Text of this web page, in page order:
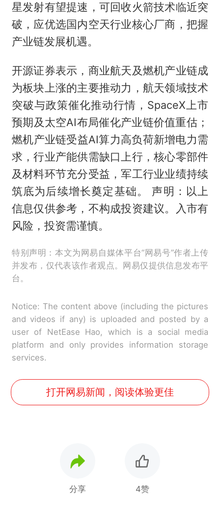
星发射有望提速，可回收火箭技术临近突
破，应优选国内空天行业核心厂商，把握
产业链发展机遇。
开源证券表示，商业航天及燃机产业链成
为板块上涨的主要推动力，航天领域技术
突破与政策催化推动行情，SpaceX上市
预期及太空AI布局催化产业链价值重估；
燃机产业链受益AI算力高负荷新增电力需
求，行业产能供需缺口上行，核心零部件
及材料环节充分受益，军工行业业绩持续
筑底为后续增长奠定基础。 声明：以上
信息仅供参考，不构成投资建议。入市有
风险，投资需谨慎。
特别声明：本文为网易自媒体平台“网易号”作者上传
并发布，仅代表该作者观点。网易仅提供信息发布平
台。
Notice: The content above (including the pictures
and videos if any) is uploaded and posted by a
user of NetEase Hao, which is a social media
platform and only provides information storage
services.
打开网易新闻，阅读体验更佳
分享 4赞